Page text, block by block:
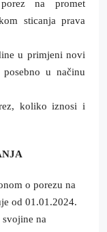
na promet
sticanja prava
u primjeni novi
u načinu
koliko iznosi i
o porezu na
od 01.01.2024.
svojine na